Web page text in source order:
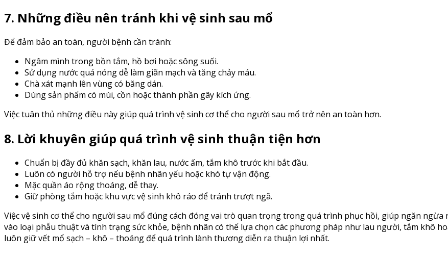
7. Những điều nên tránh khi vệ sinh sau mổ
Để đảm bảo an toàn, người bệnh cần tránh:
Ngâm mình trong bồn tắm, hồ bơi hoặc sông suối.
Sử dụng nước quá nóng dễ làm giãn mạch và tăng chảy máu.
Chà xát mạnh lên vùng có băng dán.
Dùng sản phẩm có mùi, cồn hoặc thành phần gây kích ứng.
Việc tuân thủ những điều này giúp quá trình vệ sinh cơ thể cho người sau mổ trở nên an toàn hơn.
8. Lời khuyên giúp quá trình vệ sinh thuận tiện hơn
Chuẩn bị đầy đủ khăn sạch, khăn lau, nước ấm, tắm khô trước khi bắt đầu.
Luôn có người hỗ trợ nếu bệnh nhân yếu hoặc khó tự vận động.
Mặc quần áo rộng thoáng, dễ thay.
Giữ phòng tắm hoặc khu vực vệ sinh khô ráo để tránh trượt ngã.
Việc vệ sinh cơ thể cho người sau mổ đúng cách đóng vai trò quan trọng trong quá trình phục hồi, giúp ngăn
vào loại phẫu thuật và tình trạng sức khỏe, bệnh nhân có thể lựa chọn các phương pháp như lau người, tắm khô
luôn giữ vết mổ sạch – khô – thoáng để quá trình lành thương diễn ra thuận lợi nhất.